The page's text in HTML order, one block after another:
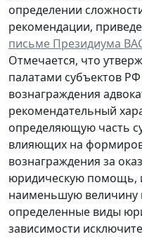
определении
рекомендации,
письме Президиума
Отмечается, что
палатами субъектов
вознаграждения
рекомендательный
определяющую часть
влияющих на
вознаграждения за
юридическую помощь,
наименьшую величину
определенные виды
зависимости